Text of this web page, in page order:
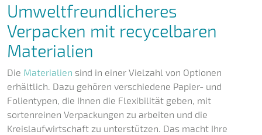
Umweltfreundlicheres
Verpacken mit recycelbaren
Materialien
Die Materialien sind in einer Vielzahl von Optionen
erhältlich. Dazu gehören verschiedene Papier- und
Folientypen, die Ihnen die Flexibilität geben, mit
sortenreinen Verpackungen zu arbeiten und die
Kreislaufwirtschaft zu unterstützen. Das macht Ihre